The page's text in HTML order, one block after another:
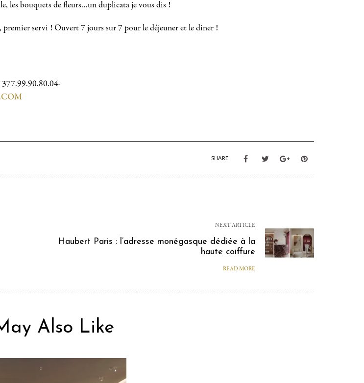
les bouquets de fleurs…un duplicata je vous dis !
servi ! Ouvert 7 jours sur 7 pour le déjeuner et le diner !
SHARE
NEXT ARTICLE
Haubert Paris : l’adresse monégasque dédiée à la
haute coiffure
READ MORE
Also Like